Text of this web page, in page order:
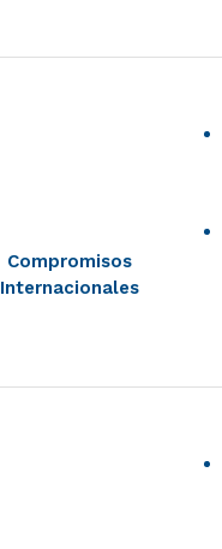
Compromisos
Internacionales